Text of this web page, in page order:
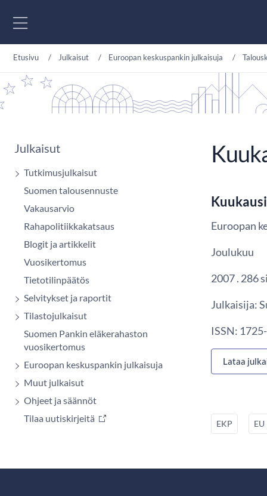
Etusivu Julkaisut Euroopan keskuspankin julkaisuja
Julkaisut
Tutkimusjulkaisut
Suomen talousennuste
Vakausarvio
Rahapolitiikkakatsaus
Blogit ja artikkelit
Vuosikertomus
Tietotilinpäätös
Selvitykset ja raportit
Tilastojulkaisut
Suomen Pankin eläkerahaston
vuosikertomus
Euroopan keskuspankin julkaisuja
Muut julkaisut
Ohjeet ja säännöt
Tilaa uutiskirjeitä
Euroopan
Joulukuu
2007 . 286
Julkaisija:
ISSN:
Lataa
EKP EU